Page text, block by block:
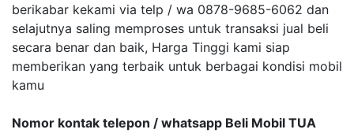
berikabar kekami via telp / wa 0878-9685-6062 dan
selajutnya saling memproses untuk transaksi jual beli
secara benar dan baik, Harga Tinggi kami siap
memberikan yang terbaik untuk berbagai kondisi mobil
kamu
Nomor kontak telepon / whatsapp Beli Mobil TUA